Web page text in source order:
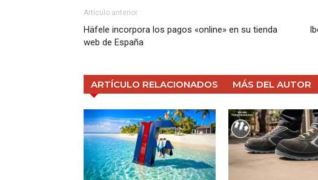
Artículo anterior
Häfele incorpora los pagos «online» en su tienda
web de España
ARTÍCULO RELACIONADOS MÁS DEL AUTOR